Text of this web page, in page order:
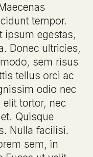
tempor.
ipsum egestas,
Donec ultricies,
sem risus
tellus orci ac
odio nec
tortor, nec
Quisque
Nulla facilisi.
sem, in